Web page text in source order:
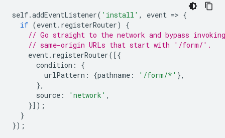
self.addEventListener( 'install' , event => {
if (event. registerRouter)
{
// Go straight to the network and bypass
// same-origin URLs that start with '/form/'.
event. registerRouter([{
condition :
{
urlPattern : {pathname : '/form/*' },
},
source : 'network' ,
}]);
}
});